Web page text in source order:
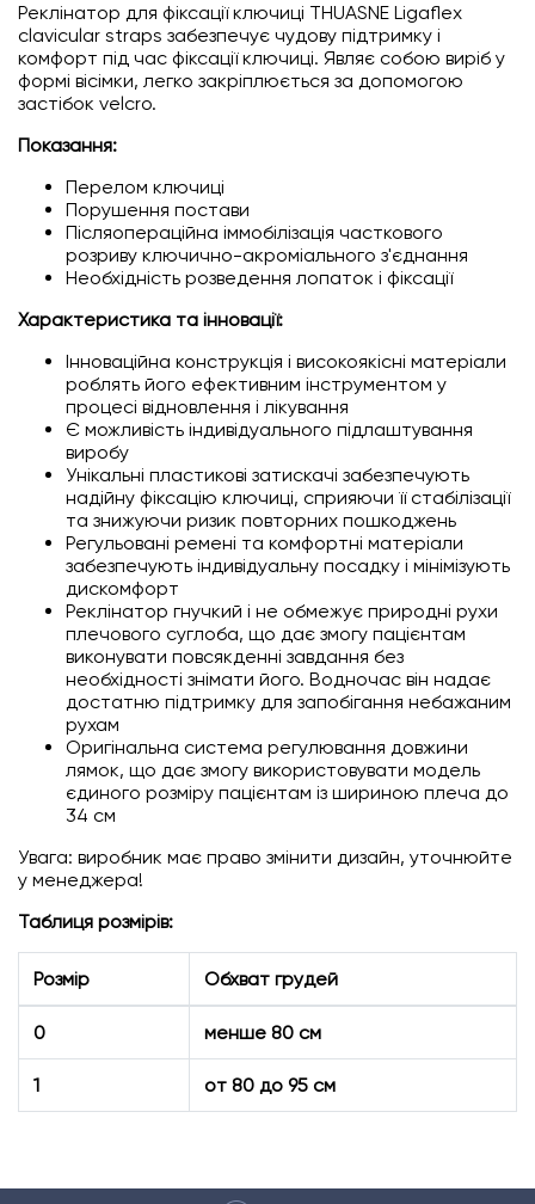
Реклінатор для фіксації ключиці THUASNE Ligaflex
clavicular straps забезпечує чудову підтримку і
комфорт під час фіксації ключиці. Являє собою виріб у
формі вісімки, легко закріплюється за допомогою
застібок velcro.
Показання:
Перелом ключиці
Порушення постави
Післяопераційна іммобілізація часткового
розриву ключично-акроміального з'єднання
Необхідність розведення лопаток і фіксації
Характеристика та інновації:
Інноваційна конструкція і високоякісні матеріали
роблять його ефективним інструментом у
процесі відновлення і лікування
Є можливість індивідуального підлаштування
виробу
Унікальні пластикові затискачі забезпечують
надійну фіксацію ключиці, сприяючи її стабілізації
та знижуючи ризик повторних пошкоджень
Регульовані ремені та комфортні матеріали
забезпечують індивідуальну посадку і мінімізують
дискомфорт
Реклінатор гнучкий і не обмежує природні рухи
плечового суглоба, що дає змогу пацієнтам
виконувати повсякденні завдання без
необхідності знімати його. Водночас він надає
достатню підтримку для запобігання небажаним
рухам
Оригінальна система регулювання довжини
лямок, що дає змогу використовувати модель
єдиного розміру пацієнтам із шириною плеча до
34 см
Увага: виробник має право змінити дизайн, уточнюйте
у менеджера!
Таблиця розмірів:
Розмір Обхват грудей
0 менше 80 см
1 от 80 до 95 см